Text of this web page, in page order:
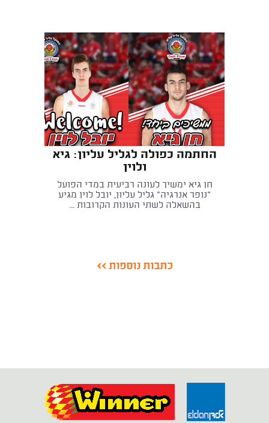
החתמה כפולה לגליל עליון: גיא
ולוין
חן גיא ימשיך לעונה רביעית במדי הפועל
"נופר אנרגיה" גליל עליון, יובל לוין מגיע
בהשאלה לשתי העונות הקרובות ...
כתבות נוספות >>